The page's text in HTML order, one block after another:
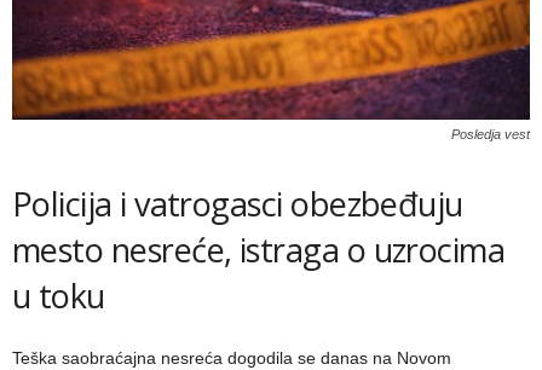
Posledja vest
Policija i vatrogasci obezbeđuju
mesto nesreće, istraga o uzrocima
u toku
Teška saobraćajna nesreća dogodila se danas na Novom